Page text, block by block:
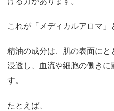
これが「メディカルアロマ」
精油の成分は、肌の表面に
浸透し、血流や細胞の働きに
す。
たとえば、